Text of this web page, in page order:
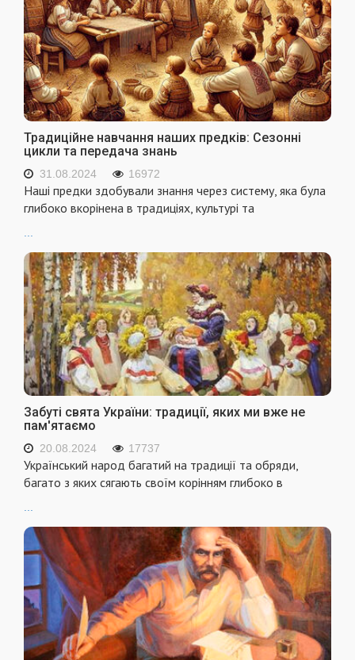
Традиційне навчання наших предків: Сезонні
цикли та передача знань
31.08.2024 16972
Наші предки здобували знання через систему, яка була
глибоко вкорінена в традиціях, культурі та
...
Забуті свята України: традиції, яких ми вже не
пам'ятаємо
20.08.2024 17737
Український народ багатий на традиції та обряди,
багато з яких сягають своїм корінням глибоко в